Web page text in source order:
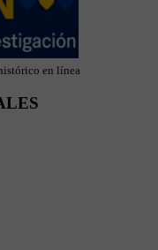
en línea